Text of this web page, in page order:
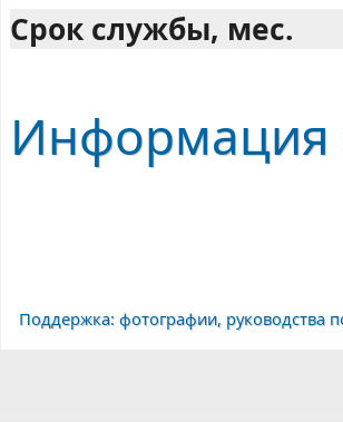
Срок службы, мес.
Информация
Поддержка: фотографии, руководства